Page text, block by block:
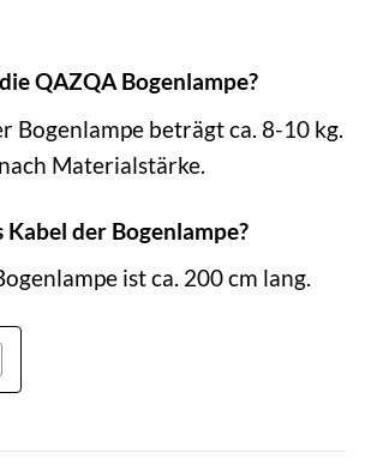
QAZQA Bogenlampe?
Bogenlampe beträgt ca. 8-10 kg.
Materialstärke.
Kabel der Bogenlampe?
ist ca. 200 cm lang.